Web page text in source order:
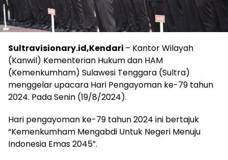
Sultravisionary.id,Kendari – Kantor Wilayah
(Kanwil) Kementerian Hukum dan HAM
(Kemenkumham) Sulawesi Tenggara (Sultra)
menggelar upacara Hari Pengayoman ke-79 tahun
2024. Pada Senin (19/8/2024).
Hari pengayoman ke-79 tahun 2024 ini bertajuk
“Kemenkumham Mengabdi Untuk Negeri Menuju
Indonesia Emas 2045”.